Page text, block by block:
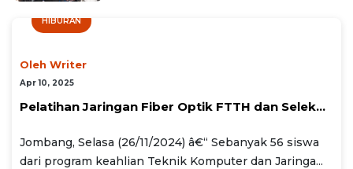
HIBURAN
Oleh Writer
Apr 10, 2025
Pelatihan Jaringan Fiber Optik FTTH dan Selek...
Jombang, Selasa (26/11/2024) â€“ Sebanyak 56 siswa
dari program keahlian Teknik Komputer dan Jaringa...